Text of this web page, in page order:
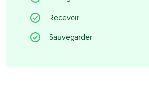
Recevoir
Sauvegarder